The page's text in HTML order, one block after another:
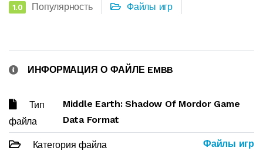
1.0 Популярность Файлы игр
ИНФОРМАЦИЯ О ФАЙЛЕ EMBB
Тип
файла
Middle Earth: Shadow Of Mordor Game
Data Format
Категория файла Файлы игр